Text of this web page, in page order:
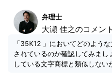
弁理士
大瀬 佳之のコメント
「35K12 」においてどのよう
されているのか確認してみまし
している文字商標と類似しない